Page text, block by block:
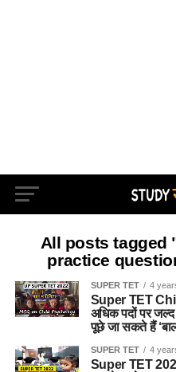
All posts tagged
practice
SUPER TET 4
Super TET
अधिक पदों पर जल्द
पूछे जा सकते हैं
SUPER TET 4
Super TET